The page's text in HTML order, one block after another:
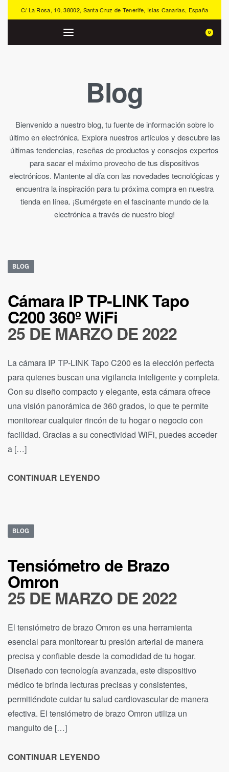
C/ La Rosa, 10, 38002, Santa Cruz de Tenerife, Islas Canarias, España
0
Blog
Bienvenido a nuestro blog, tu fuente de información sobre lo
último en electrónica. Explora nuestros artículos y descubre las
últimas tendencias, reseñas de productos y consejos expertos
para sacar el máximo provecho de tus dispositivos
electrónicos. Mantente al día con las novedades tecnológicas y
encuentra la inspiración para tu próxima compra en nuestra
tienda en línea. ¡Sumérgete en el fascinante mundo de la
electrónica a través de nuestro blog!
BLOG
Cámara IP TP-LINK Tapo
C200 360º WiFi
25 DE MARZO DE 2022
La cámara IP TP-LINK Tapo C200 es la elección perfecta
para quienes buscan una vigilancia inteligente y completa.
Con su diseño compacto y elegante, esta cámara ofrece
una visión panorámica de 360 grados, lo que te permite
monitorear cualquier rincón de tu hogar o negocio con
facilidad. Gracias a su conectividad WiFi, puedes acceder
a […]
CONTINUAR LEYENDO
BLOG
Tensiómetro de Brazo
Omron
25 DE MARZO DE 2022
El tensiómetro de brazo Omron es una herramienta
esencial para monitorear tu presión arterial de manera
precisa y confiable desde la comodidad de tu hogar.
Diseñado con tecnología avanzada, este dispositivo
médico te brinda lecturas precisas y consistentes,
permitiéndote cuidar tu salud cardiovascular de manera
efectiva. El tensiómetro de brazo Omron utiliza un
manguito de […]
CONTINUAR LEYENDO